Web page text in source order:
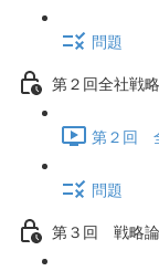
問題
第２回全社戦
第２回
問題
第３回 戦略論